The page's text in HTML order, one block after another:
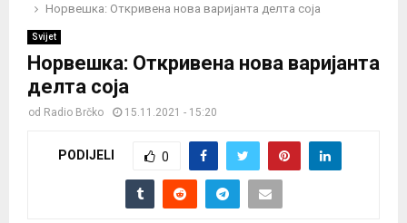
Норвешка: Откривена нова варијанта делта соја
Svijet
Норвешка: Откривена нова варијанта
делта соја
od Radio Brčko 15.11.2021 - 15:20
PODIJELI 0